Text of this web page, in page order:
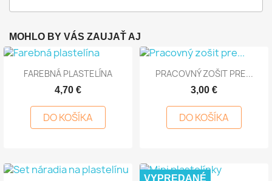
MOHLO BY VÁS ZAUJAŤ AJ
FAREBNÁ PLASTELÍNA
4,70 €
DO KOŠÍKA
PRACOVNÝ ZOŠIT PRE...
3,00 €
DO KOŠÍKA
VYPREDANÉ